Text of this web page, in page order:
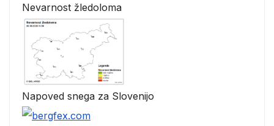
Nevarnost žledoloma
Napoved snega za Slovenijo